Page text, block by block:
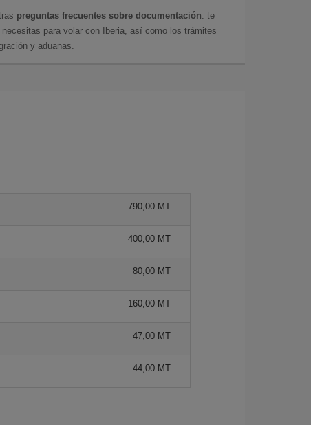
preguntas frecuentes sobre documentación: te
para volar con Iberia, así como los trámites
y aduanas.
790,00 MT
400,00 MT
80,00 MT
160,00 MT
47,00 MT
44,00 MT